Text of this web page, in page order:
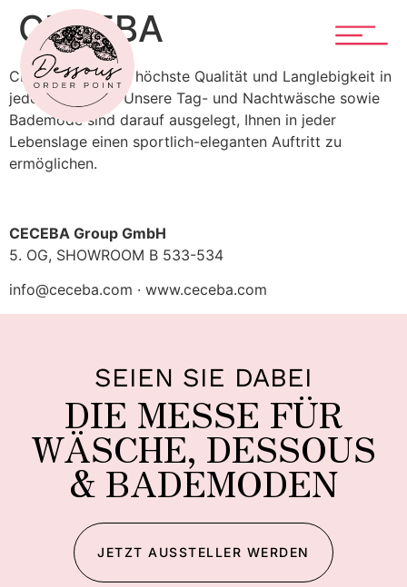
CECEBA
CECEBA steht für höchste Qualität und Langlebigkeit in
jeder Kollektion. Unsere Tag- und Nachtwäsche sowie
Bademode sind darauf ausgelegt, Ihnen in jeder
Lebenslage einen sportlich-eleganten Auftritt zu
ermöglichen.
CECEBA Group GmbH
5. OG, SHOWROOM B 533-534
info@ceceba.com · www.ceceba.com
SEIEN SIE DABEI
DIE MESSE FÜR
WÄSCHE, DESSOUS
& BADEMODEN
JETZT AUSSTELLER WERDEN